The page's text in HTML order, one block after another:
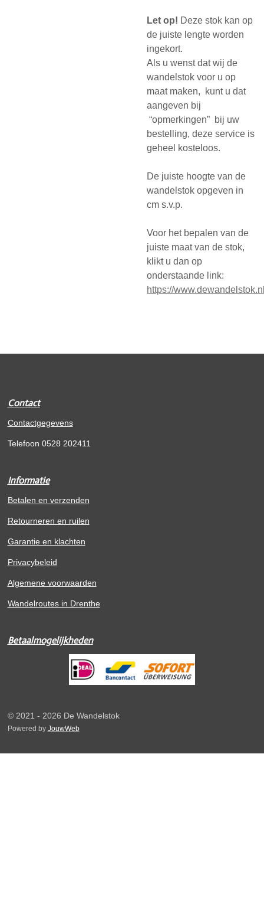
Let op! Deze stok kan op
de juiste lengte worden
ingekort.
Als u wenst dat wij de
wandelstok voor u op
maat maken, kunt u dat
aangeven bij
“opmerkingen” bij uw
bestelling, deze service is
geheel kosteloos.
De juiste hoogte van de
wandelstok opgeven in
cm s.v.p.
Voor het bepalen van de
juiste maat van de stok,
klikt u dan op
onderstaande link:
https://
Contact
Contactgegevens
Telefoon 0528 202411
Informatie
Betalen en verzenden
Retourneren en ruilen
Garantie en klachten
Privacybeleid
Algemene voorwaarden
Wandelroutes in Drenthe
Betaalmogelijkheden
© 2021 - 2026 De Wandelstok
Powered by JouwWeb